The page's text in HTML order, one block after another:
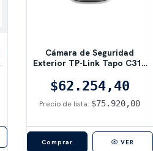
Cámara de Seguridad
Exterior TP-Link Tapo C310
$62.254,40
Precio de lista: $75.920,00
Comprar VER